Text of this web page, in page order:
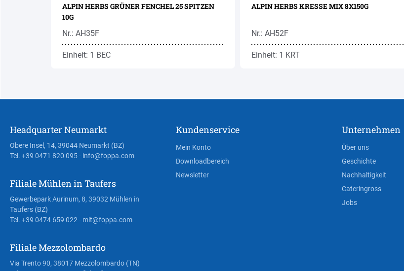
ALPIN HERBS GRÜNER FENCHEL 25 SPITZEN
10G
Nr.: AH35F
Einheit: 1 BEC
ALPIN HERBS KRESSE MIX 8X150G
Nr.: AH52F
Einheit: 1 KRT
Headquarter Neumarkt
Obere Insel, 14, 39044 Neumarkt (BZ)
Tel. +39 0471 820 095- info@foppa.com
Filiale Mühlen in Taufers
Gewerbepark Aurinum, 8, 39032 Mühlen in
Taufers (BZ)
Tel. +39 0474 659 022 - mit@foppa.com
Filiale Mezzolombardo
Via Trento 90, 38017 Mezzolombardo (TN)
Kundenservice
Mein Konto
Downloadbereich
Newsletter
Unternehmen
Über uns
Geschichte
Nachhaltigkeit
Cateringross
Jobs